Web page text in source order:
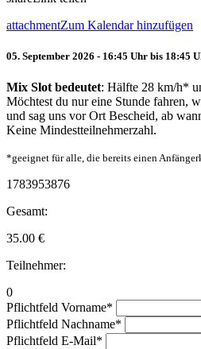
attachmentZum Kalendar hinzufügen
05. September 2026 - 16:45 Uhr bis 18:45
Mix Slot bedeutet: Hälfte 28 km/h*
Möchtest du nur eine Stunde fahren,
und sag uns vor Ort Bescheid, ab
Keine Mindestteilnehmerzahl.
*geeignet für alle, die bereits einen
1783953876
Gesamt:
35.00 €
Teilnehmer:
0
Pflichtfeld Vorname*
Pflichtfeld Nachname*
Pflichtfeld E-Mail*